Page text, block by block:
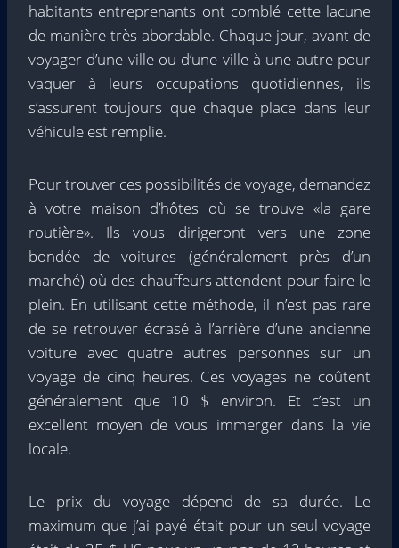
habitants entreprenants ont comblé cette lacune
de manière très abordable. Chaque jour, avant de
voyager d’une ville ou d’une ville à une autre pour
vaquer à leurs occupations quotidiennes, ils
s’assurent toujours que chaque place dans leur
véhicule est remplie.
Pour trouver ces possibilités de voyage, demandez
à votre maison d’hôtes où se trouve «la gare
routière». Ils vous dirigeront vers une zone
bondée de voitures (généralement près d’un
marché) où des chauffeurs attendent pour faire le
plein. En utilisant cette méthode, il n’est pas rare
de se retrouver écrasé à l’arrière d’une ancienne
voiture avec quatre autres personnes sur un
voyage de cinq heures. Ces voyages ne coûtent
généralement que 10 $ environ. Et c’est un
excellent moyen de vous immerger dans la vie
locale.
Le prix du voyage dépend de sa durée. Le
maximum que j’ai payé était pour un seul voyage